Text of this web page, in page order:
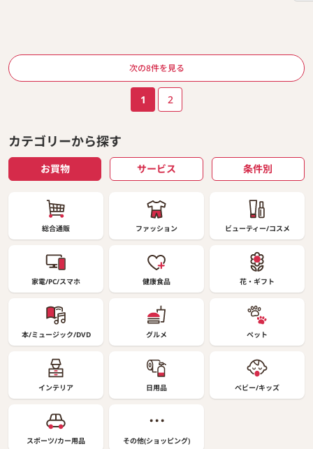
ページ送り
次の8件を見る
1 2
カテゴリーから探す
お買物 サービス 条件別
総合通販 ファッション ビューティー/コスメ
家電/PC/スマホ 健康食品 花・ギフト
本/ミュージック/DVD グルメ ペット
インテリア 日用品 ベビー/キッズ
スポーツ/カー用品 その他(ショッピング)